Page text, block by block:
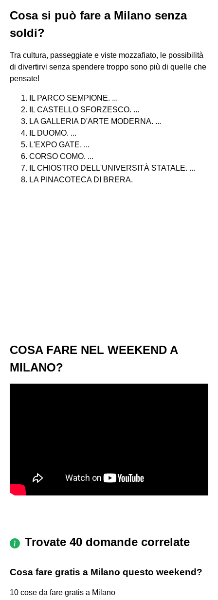
Cosa si può fare a Milano senza
soldi?
Tra cultura, passeggiate e viste mozzafiato, le possibilità
di divertirvi senza spendere troppo sono più di quelle che
pensate!
IL PARCO SEMPIONE. ...
IL CASTELLO SFORZESCO. ...
LA GALLERIA D'ARTE MODERNA. ...
IL DUOMO. ...
L'EXPO GATE. ...
CORSO COMO. ...
IL CHIOSTRO DELL'UNIVERSITÀ STATALE. ...
LA PINACOTECA DI BRERA.
COSA FARE NEL WEEKEND A
MILANO?
Trovate 40 domande correlate
Cosa fare gratis a Milano questo weekend?
10 cose da fare gratis a Milano